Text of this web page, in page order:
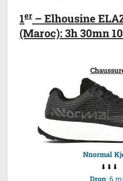
1er – Elhousine
(Maroc): 3h 30mn
Nnormal
⬇⬇⬇
Drop: 6